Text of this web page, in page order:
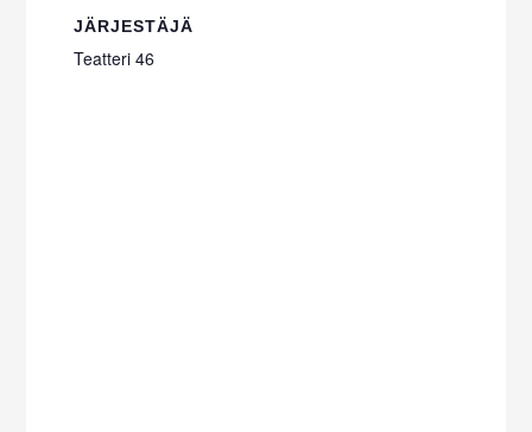
JÄRJESTÄJÄ
Teatteri 46